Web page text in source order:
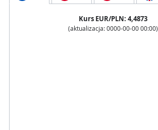
Kurs EUR/PLN: 4,4873
(aktualizacja: 0000-00-00 00:00)